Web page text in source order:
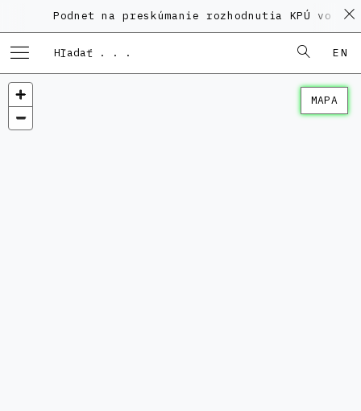
Podnet na preskúmanie rozhodnutia KPÚ vo
EN
MAPA